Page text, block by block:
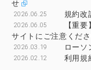
せ
2026.06.25 規約改
2026.06.05
【重
サイトにご注意くだ
2026.03.19 ローソ
2026.02.12 利用規